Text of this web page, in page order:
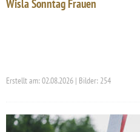
Wisla Sonntag Frauen
Erstellt am: 02.08.2026 | Bilder: 254